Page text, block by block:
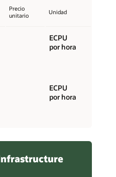
Precio
unitario
Unidad
ECPU
por hora
ECPU
por hora